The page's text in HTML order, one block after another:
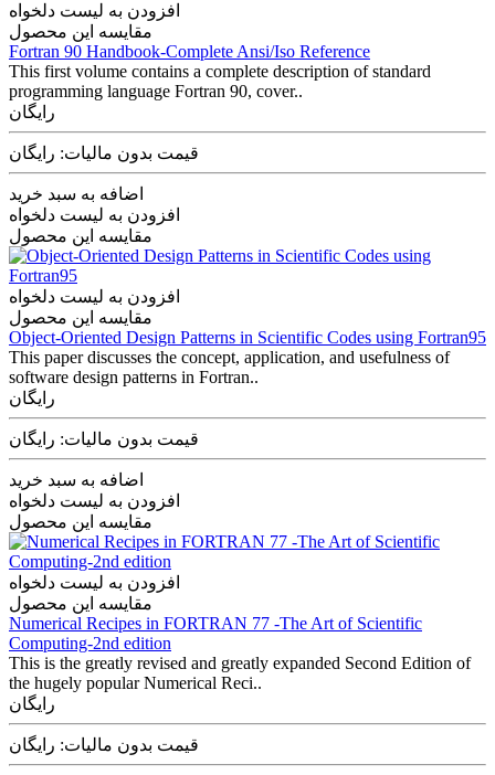
افزودن به لیست دلخواه
مقایسه این محصول
Fortran 90 Handbook-Complete Ansi/Iso Reference
This first volume contains a complete description of standard
programming language Fortran 90, cover..
رایگان
قیمت بدون مالیات: رایگان
اضافه به سبد خرید
افزودن به لیست دلخواه
مقایسه این محصول
افزودن به لیست دلخواه
مقایسه این محصول
Object-Oriented Design Patterns in Scientific Codes using Fortran95
This paper discusses the concept, application, and usefulness of
software design patterns in Fortran..
رایگان
قیمت بدون مالیات: رایگان
اضافه به سبد خرید
افزودن به لیست دلخواه
مقایسه این محصول
افزودن به لیست دلخواه
مقایسه این محصول
Numerical Recipes in FORTRAN 77 -The Art of Scientific
Computing-2nd edition
This is the greatly revised and greatly expanded Second Edition of
the hugely popular Numerical Reci..
رایگان
قیمت بدون مالیات: رایگان